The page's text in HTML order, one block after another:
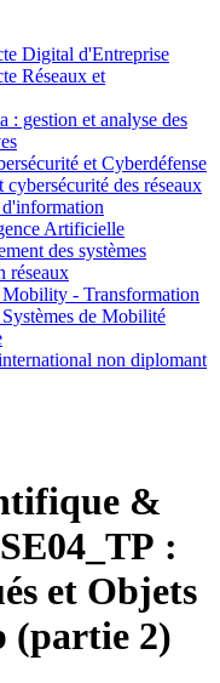
Digital d'Entreprise
Réseaux et
gestion et analyse des
et Cyberdéfense
des réseaux
d'information
Artificielle
des systèmes
réseaux
- Transformation
de Mobilité
non diplomant
&
:
et Objets
(partie 2)